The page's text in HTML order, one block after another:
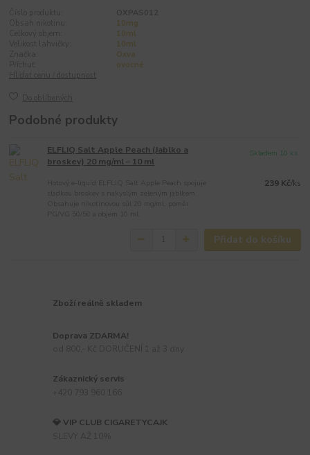
10mg
10ml
10ml
Oxva
ovocné
Podobné produkty
ELFLIQ Salt Apple Peach (Jablko a
broskev) 20 mg/ml – 10 ml
239 Kč/ks
Skladem 10 ks
Přidat do košíku
Zboží reálně skladem
Doprava ZDARMA!
Zákaznický servis
💎 VIP CLUB CIGARETYCAJK